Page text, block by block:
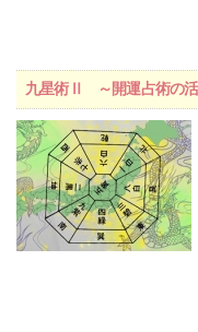
九星術Ⅱ ～開運占術の活